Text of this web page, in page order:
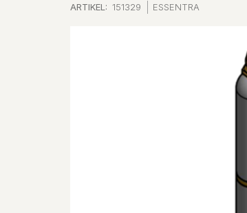
ARTIKEL: 151329 ESSENTRA